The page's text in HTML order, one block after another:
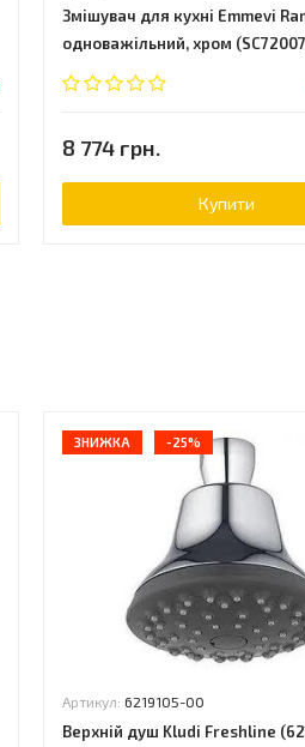
Змішувач для кухні Emmevi
одноважільний, хром
8 774 грн.
Купити
ЗНИЖКА -25%
Артикул: 6219105-00
Верхній душ Kludi Freshline